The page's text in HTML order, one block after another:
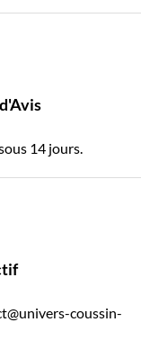
14 jours.
coussin-